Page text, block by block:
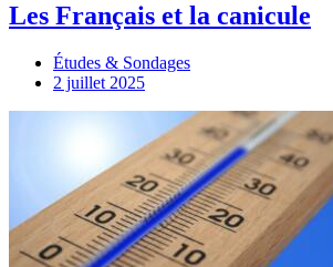
Les Français et la canicule
Études & Sondages
2 juillet 2025